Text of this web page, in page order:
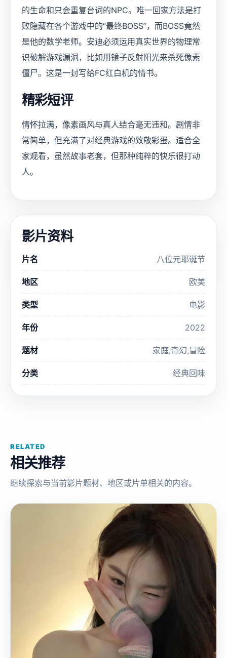
的生命和只会重复台词的NPC。唯一回家方法是打
败隐藏在各个游戏中的“最终BOSS”，而BOSS竟然
是他的数学老师。安迪必须运用真实世界的物理常
识破解游戏漏洞，比如用镜子反射阳光来杀死像素
僵尸。这是一封写给FC红白机的情书。
精彩短评
情怀拉满，像素画风与真人结合毫无违和。剧情非
常简单，但充满了对经典游戏的致敬彩蛋。适合全
家观看，虽然故事老套，但那种纯粹的快乐很打动
人。
影片资料
片名 八位元耶诞节
地区 欧美
类型 电影
年份 2022
题材 家庭,奇幻,冒险
分类 经典回味
RELATED
相关推荐
继续探索与当前影片题材、地区或片单相关的内容。
2022
国